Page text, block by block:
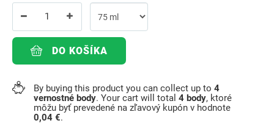
DO KOŠÍKA
By buying this product you can collect up to 4
vernostné body. Your cart will total 4 body, ktoré
môžu byť prevedené na zľavový kupón v hodnote
0,04 €.